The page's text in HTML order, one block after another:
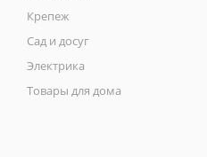
Крепеж
Сад и досуг
Электрика
Товары для дома